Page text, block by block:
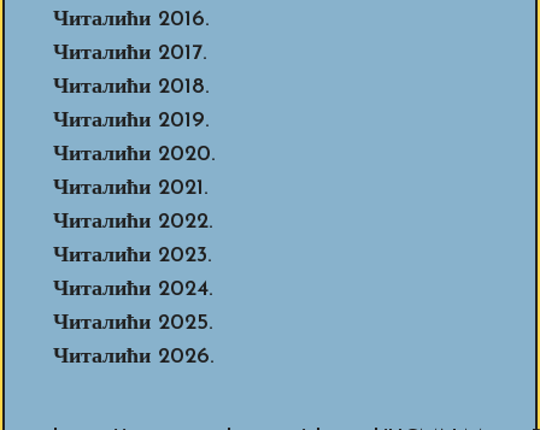
Читалићи 2016.
Читалићи 2017.
Читалићи 2018.
Читалићи 2019.
Читалићи 2020.
Читалићи 2021.
Читалићи 2022.
Читалићи 2023.
Читалићи 2024.
Читалићи 2025.
Читалићи 2026.